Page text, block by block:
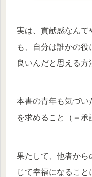
実は、貢献感なんて
も、自分は誰かの
良いんだと思える方
本書の青年も気づい
を求めること（＝承
果たして、他者から
じて幸福になるこ